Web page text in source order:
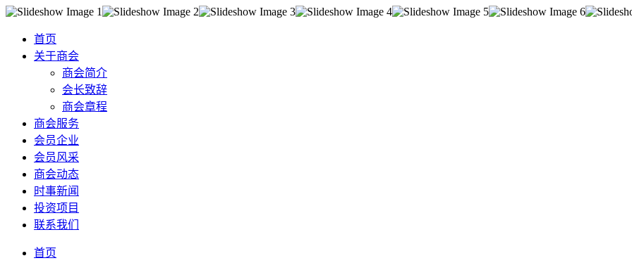
首页
关于商会
商会简介
会长致辞
商会章程
商会服务
会员企业
会员风采
商会动态
时事新闻
投资项目
联系我们
首页